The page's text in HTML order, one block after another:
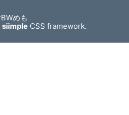
めも
siimple CSS framework.